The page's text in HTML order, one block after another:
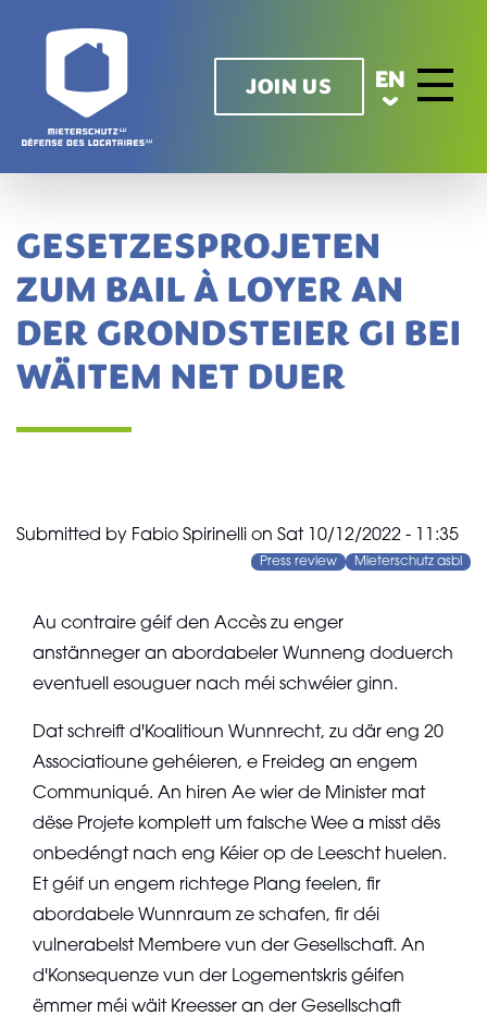
JOIN US EN
Toggle
GESETZESPROJETEN
ZUM BAIL À LOYER AN
DER GRONDSTEIER GI BEI
WÄITEM NET DUER
Submitted by Fabio Spirinelli on Sat 10/12/2022 - 11:35
Press review Mieterschutz asbl
Au contraire géif den Accès zu enger
anstänneger an abordabeler Wunneng doduerch
eventuell esouguer nach méi schwéier ginn.
Dat schreift d'Koalitioun Wunnrecht, zu där eng 20
Associatioune gehéieren, e Freideg an engem
Communiqué. An hiren Ae wier de Minister mat
dëse Projete komplett um falsche Wee a misst dës
onbedéngt nach eng Kéier op de Leescht huelen.
Et géif un engem richtege Plang feelen, fir
abordabele Wunnraum ze schafen, fir déi
vulnerabelst Membere vun der Gesellschaft. An
d'Konsequenze vun der Logementskris géifen
ëmmer méi wäit Kreesser an der Gesellschaft